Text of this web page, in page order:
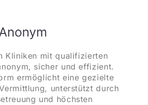
Kliniken mit qualifizierten
sicher und effizient.
ermöglicht eine gezielte
unterstützt durch
und höchsten